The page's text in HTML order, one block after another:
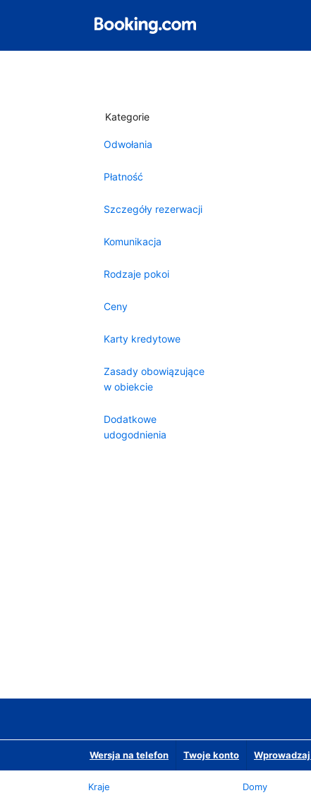
Kategorie
Odwołania
Płatność
Szczegóły rezerwacji
Komunikacja
Rodzaje pokoi
Ceny
Karty kredytowe
Zasady obowiązujące
w obiekcie
Dodatkowe
udogodnienia
Wersja na telefon Twoje konto
Kraje
Domy